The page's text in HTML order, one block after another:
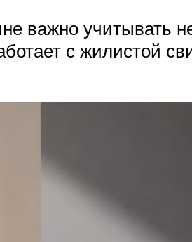
важно учитывать
с жилистой